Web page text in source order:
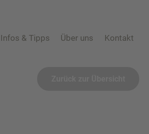
Infos & Tipps Über uns Kontakt